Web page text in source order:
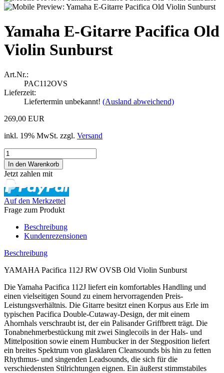
Yamaha E-Gitarre Pacifica Old
Violin Sunburst
Art.Nr.:
PAC112OVS
Lieferzeit:
Liefertermin unbekannt! (Ausland abweichend)
269,00 EUR
inkl. 19% MwSt. zzgl. Versand
Jetzt zahlen mit
Auf den Merkzettel
Frage zum Produkt
Beschreibung
Kundenrezensionen
Beschreibung
YAMAHA Pacifica 112J RW OVSB Old Violin Sunburst
Die Yamaha Pacifica 112J liefert ein komfortables Handling und
einen vielseitigen Sound zu einem hervorragenden Preis-
Leistungsverhältnis. Die Gitarre besitzt einen Korpus aus Erle im
typischen Pacifica Double-Cutaway-Design, der mit einem
Ahornhals verschraubt ist, der ein Palisander Griffbrett trägt. Die
Tonabnehmerbestückung mit zwei Singlecoils in der Hals- und
Mittelposition sowie einem Humbucker in der Stegposition liefert
ein breites Spektrum von glasklaren Cleansounds bis hin zu fetten
Rhythmus- und singenden Leadsounds, die sich für die
verschiedensten Stilrichtungen eignen. Ein äußerst stimmstabiles